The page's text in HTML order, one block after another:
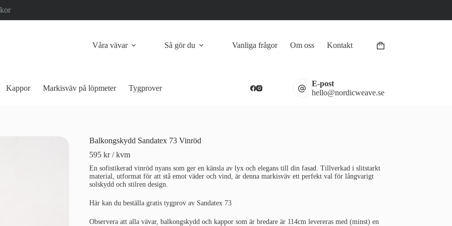
Våra vävar Så gör du Vanliga frågor Om oss Kontakt Varukorg
Kappor Markisväv på löpmeter Tygprover
E-post
hello@nordicweave.se
Balkongskydd Sandatex 73 Vinröd
595 kr / kvm
En sofistikerad vinröd nyans som ger en känsla av lyx och elegans till din fasad. Tillverkad i slitstarkt
material, utformat för att stå emot väder och vind, är denna markisväv ett perfekt val för långvarigt
solskydd och stilren design.
Här kan du beställa gratis tygprov av Sandatex 73
Observera att alla vävar, balkongskydd och kappor som är bredare är 114cm levereras med (minst) en